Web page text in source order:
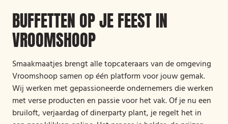
BUFFETTEN OP JE FEEST IN
VROOMSHOOP
Smaakmaatjes brengt alle topcateraars van de omgeving
Vroomshoop samen op één platform voor jouw gemak.
Wij werken met gepassioneerde ondernemers die werken
met verse producten en passie voor het vak. Of je nu een
bruiloft, verjaardag of dinerparty plant, je regelt het in